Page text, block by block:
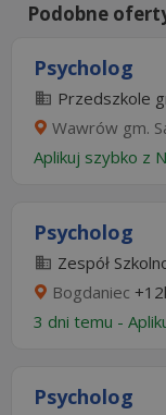
Podobne
Psycholog
Przedszkole
Wawrów gm.
Aplikuj szybko z
Psycholog
Zespół
Bogdaniec
3 dni temu -
Psycholog